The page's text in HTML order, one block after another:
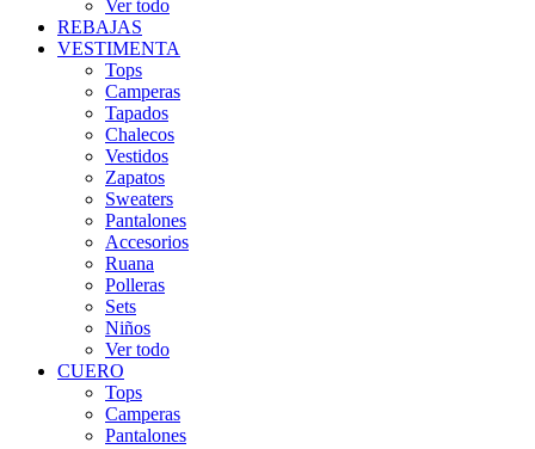
Ver todo
REBAJAS
VESTIMENTA
Tops
Camperas
Tapados
Chalecos
Vestidos
Zapatos
Sweaters
Pantalones
Accesorios
Ruana
Polleras
Sets
Niños
Ver todo
CUERO
Tops
Camperas
Pantalones